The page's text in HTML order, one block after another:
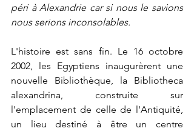
péri à Alexandrie car si nous le savions
nous serions inconsolables.
L'histoire est sans fin. Le 16 octobre
2002, les Egyptiens inaugurèrent une
nouvelle Bibliothèque, la Bibliotheca
alexandrina, construite sur
l'emplacement de celle de l'Antiquité,
un lieu destiné à être un centre